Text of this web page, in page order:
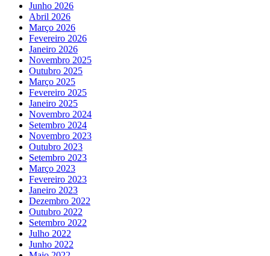
Junho 2026
Abril 2026
Março 2026
Fevereiro 2026
Janeiro 2026
Novembro 2025
Outubro 2025
Março 2025
Fevereiro 2025
Janeiro 2025
Novembro 2024
Setembro 2024
Novembro 2023
Outubro 2023
Setembro 2023
Março 2023
Fevereiro 2023
Janeiro 2023
Dezembro 2022
Outubro 2022
Setembro 2022
Julho 2022
Junho 2022